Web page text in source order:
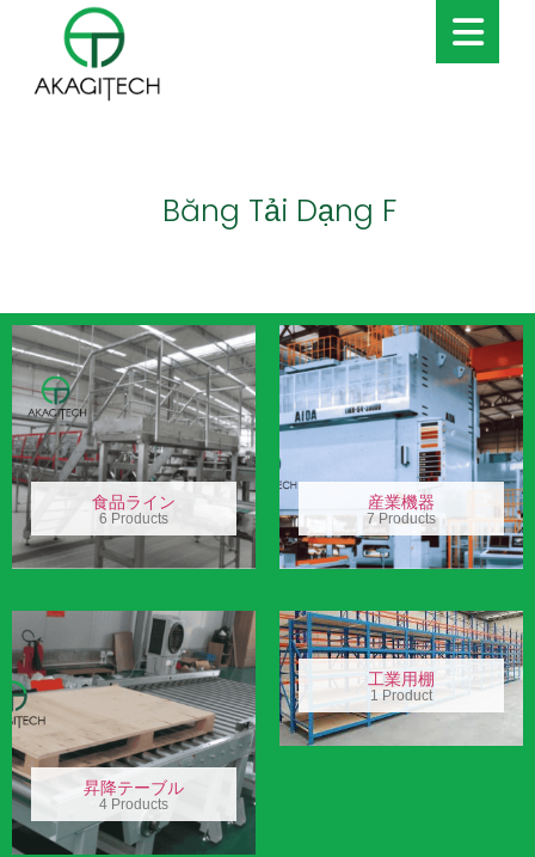
Băng Tải Dạng F
食品ライン
6 Products
産業機器
7 Products
昇降テーブル
4 Products
工業用棚
1 Product